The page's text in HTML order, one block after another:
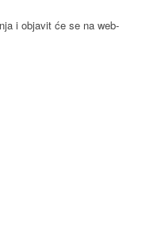
i objavit će se na web-